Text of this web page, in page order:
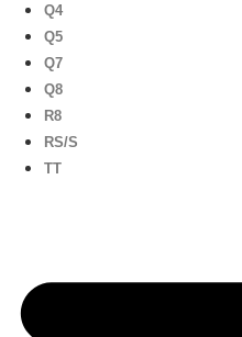
Q4
Q5
Q7
Q8
R8
RS/S
TT